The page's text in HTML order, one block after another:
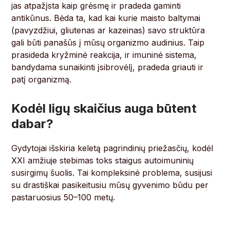
jas atpažįsta kaip grėsmę ir pradeda gaminti
antikūnus. Bėda ta, kad kai kurie maisto baltymai
(pavyzdžiui, gliutenas ar kazeinas) savo struktūra
gali būti panašūs į mūsų organizmo audinius. Taip
prasideda kryžminė reakcija, ir imuninė sistema,
bandydama sunaikinti įsibrovėlį, pradeda griauti ir
patį organizmą.
Kodėl ligų skaičius auga būtent
dabar?
Gydytojai išskiria keletą pagrindinių priežasčių, kodėl
XXI amžiuje stebimas toks staigus autoimuninių
susirgimų šuolis. Tai kompleksinė problema, susijusi
su drastiškai pasikeitusiu mūsų gyvenimo būdu per
pastaruosius 50–100 metų.